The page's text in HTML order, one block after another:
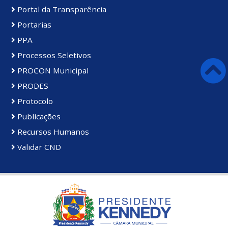
Portal da Transparência
Portarias
PPA
Processos Seletivos
PROCON Municipal
PRODES
Protocolo
Publicações
Recursos Humanos
Validar CND